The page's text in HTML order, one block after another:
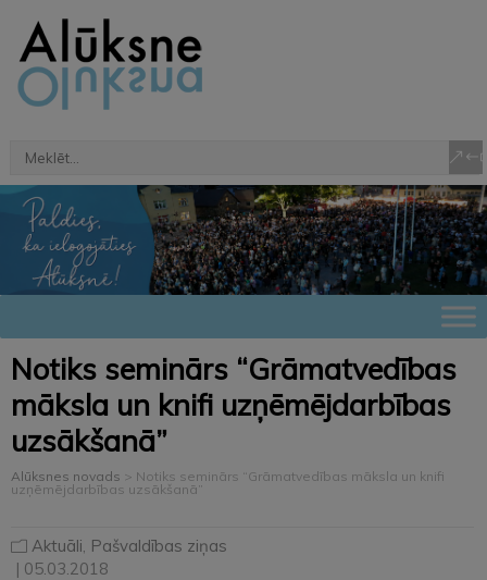
Notiks seminārs “Grāmatvedības
māksla un knifi uzņēmējdarbības
uzsākšanā”
Alūksnes novads > Notiks seminārs “Grāmatvedības māksla un knifi
uzņēmējdarbības uzsākšanā”
Aktuāli Pašvaldības ziņas
| 05.03.2018